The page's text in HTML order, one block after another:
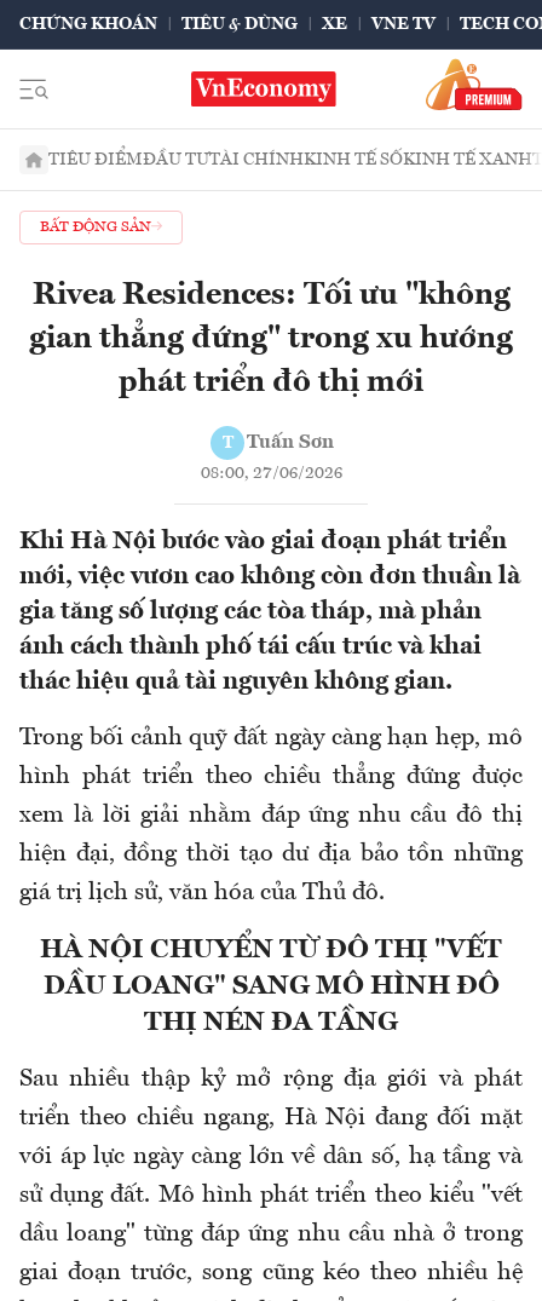
CHỨNG KHOÁN TIÊU & DÙNG XE VNE TV TECH
TIÊU ĐIỂMĐẦU TƯTÀI CHÍNHKINH TẾ SỐKINH TẾ XANH
BẤT ĐỘNG SẢN
Rivea Residences: Tối ưu "không
gian thẳng đứng" trong xu hướng
phát triển đô thị mới
T Tuấn Sơn
08:00, 27/06/2026
Khi Hà Nội bước vào giai đoạn phát triển
mới, việc vươn cao không còn đơn thuần là
gia tăng số lượng các tòa tháp, mà phản
ánh cách thành phố tái cấu trúc và khai
thác hiệu quả tài nguyên không gian.
Trong bối cảnh quỹ đất ngày càng hạn hẹp, mô
hình phát triển theo chiều thẳng đứng được
xem là lời giải nhằm đáp ứng nhu cầu đô thị
hiện đại, đồng thời tạo dư địa bảo tồn những
giá trị lịch sử, văn hóa của Thủ đô.
HÀ NỘI CHUYỂN TỪ ĐÔ THỊ "VẾT
DẦU LOANG" SANG MÔ HÌNH ĐÔ
THỊ NÉN ĐA TẦNG
Sau nhiều thập kỷ mở rộng địa giới và phát
triển theo chiều ngang, Hà Nội đang đối mặt
với áp lực ngày càng lớn về dân số, hạ tầng và
sử dụng đất. Mô hình phát triển theo kiểu "vết
dầu loang" từng đáp ứng nhu cầu nhà ở trong
giai đoạn trước, song cũng kéo theo nhiều hệ